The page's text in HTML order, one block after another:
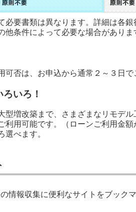
必要書類は異なります。詳細は各銀
他条件によって必要な場合があり
可否は、お申込から通常２～３日
いろ！
型増改築まで、さまざまなリモデル
利用可能です。（ローンご利用金額
選べます。
情報収集に便利なサイトをブック